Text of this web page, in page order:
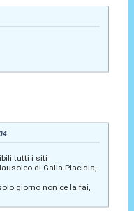
tutti i siti
di Galla Placidia,
giorno non ce la fai,